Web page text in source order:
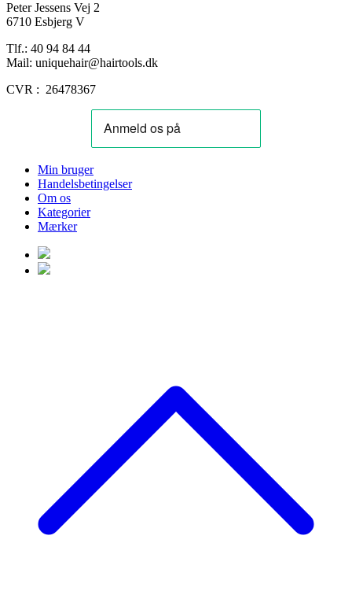
Peter Jessens Vej 2
6710 Esbjerg V
Tlf.: 40 94 84 44
Mail: uniquehair@hairtools.dk
CVR : 26478367
Min bruger
Handelsbetingelser
Om os
Kategorier
Mærker